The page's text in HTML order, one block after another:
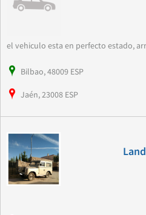
el vehiculo esta en perfecto estado,
Bilbao, 48009 ESP
Jaén, 23008 ESP